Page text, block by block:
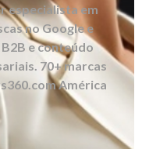
especialista em
no Google e
e conteúdo
70+ marcas
América